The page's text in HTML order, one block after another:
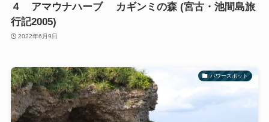
４ アマウナハーブ カギンミの森 (宮古・池間島旅
行記2005)
2022年6月9日
パワースポット